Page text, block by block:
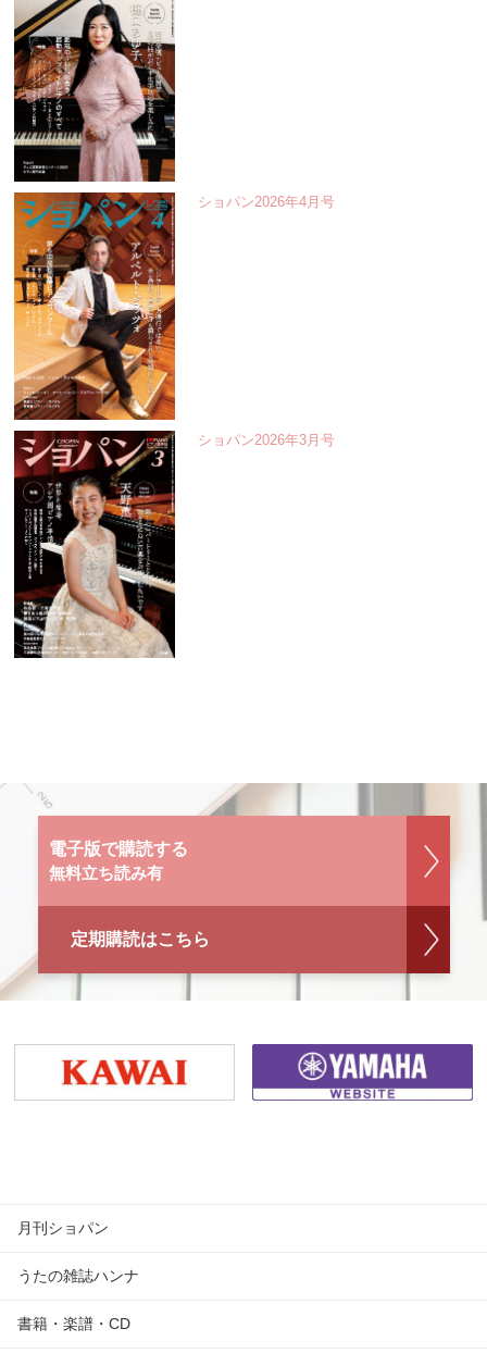
ショパン2026年4月号
ショパン2026年3月号
電子版で購読する
無料立ち読み有
定期購読はこちら
月刊ショパン
うたの雑誌ハンナ
書籍・楽譜・CD